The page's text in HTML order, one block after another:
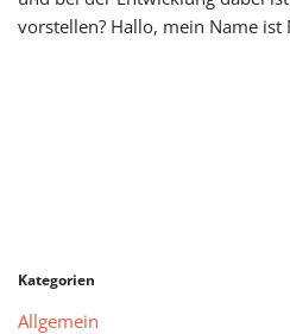
vorstellen? Hallo, mein Name ist
Kategorien
Allgemein